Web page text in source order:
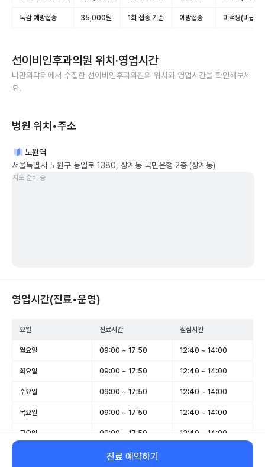
독감 예방접종 35,000원 1회 접종 기준 예방접종 미적용(비급여)
선이비인후과의원 위치·영업시간
나만의닥터에서 수집한 선이비인후과의원의 위치와 영업시간을 확인해보세
요.
병원 위치•주소
노원역
서울특별시 노원구 동일로 1380, 상계동 국민은행 2층 (상계동)
지도 준비 중
영업시간(진료•운영)
요일 진료시간 점심시간
월요일 09:00 ~ 17:50 12:40 ~ 14:00
화요일 09:00 ~ 17:50 12:40 ~ 14:00
수요일 09:00 ~ 17:50 12:40 ~ 14:00
목요일 09:00 ~ 17:50 12:40 ~ 14:00
금요일 09:00 ~ 17:50 12:40 ~ 14:00
09:00 ~ 13:00
진료 예약하기